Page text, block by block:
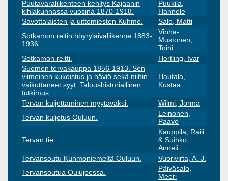
Puutavaraliikenteen kehitys Kajaanin
kihlakunnassa vuosina 1870-1918.
Puukila,
Hannele
Savottalaisten ja uittomiesten Kuhmo.
Salo, Matti
Sotkamon reitin höyrylaivaliikenne 1883-
1936.
Vinha-
Mustonen,
Toini
Sotkamon reitti.
Hortling, Ivar
Suomen tervakauppa 1856-1913. Sen
viimeinen kukoistus ja häviö sekä niihin
vaikuttaneet syyt. Taloushistoriallinen
tutkimus.
Hautala,
Kustaa
Tervan kuljettaminen myytäväksi.
Wilmi, Jorma
Tervan kuljetus Ouluun.
Leinonen,
Paavo
Tervan tie.
Kauppila, Raili
& Suihko,
Anneli
Tervansoutu Kuhmoniemeltä Ouluun.
Vuorivirta, A. J.
Tervansoutua Oulujoessa.
Päiväsalo,
Meeri